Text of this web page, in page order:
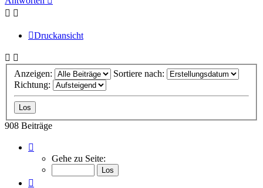
Druckansicht
Anzeigen:
Sortiere nach:
Richtung:
908 Beiträge
91
von
Gehe zu Seite: